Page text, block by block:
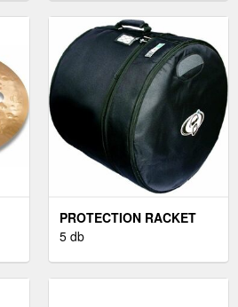
PROTECTION RACKET
18“ X 18” BASS DRUM
5 db